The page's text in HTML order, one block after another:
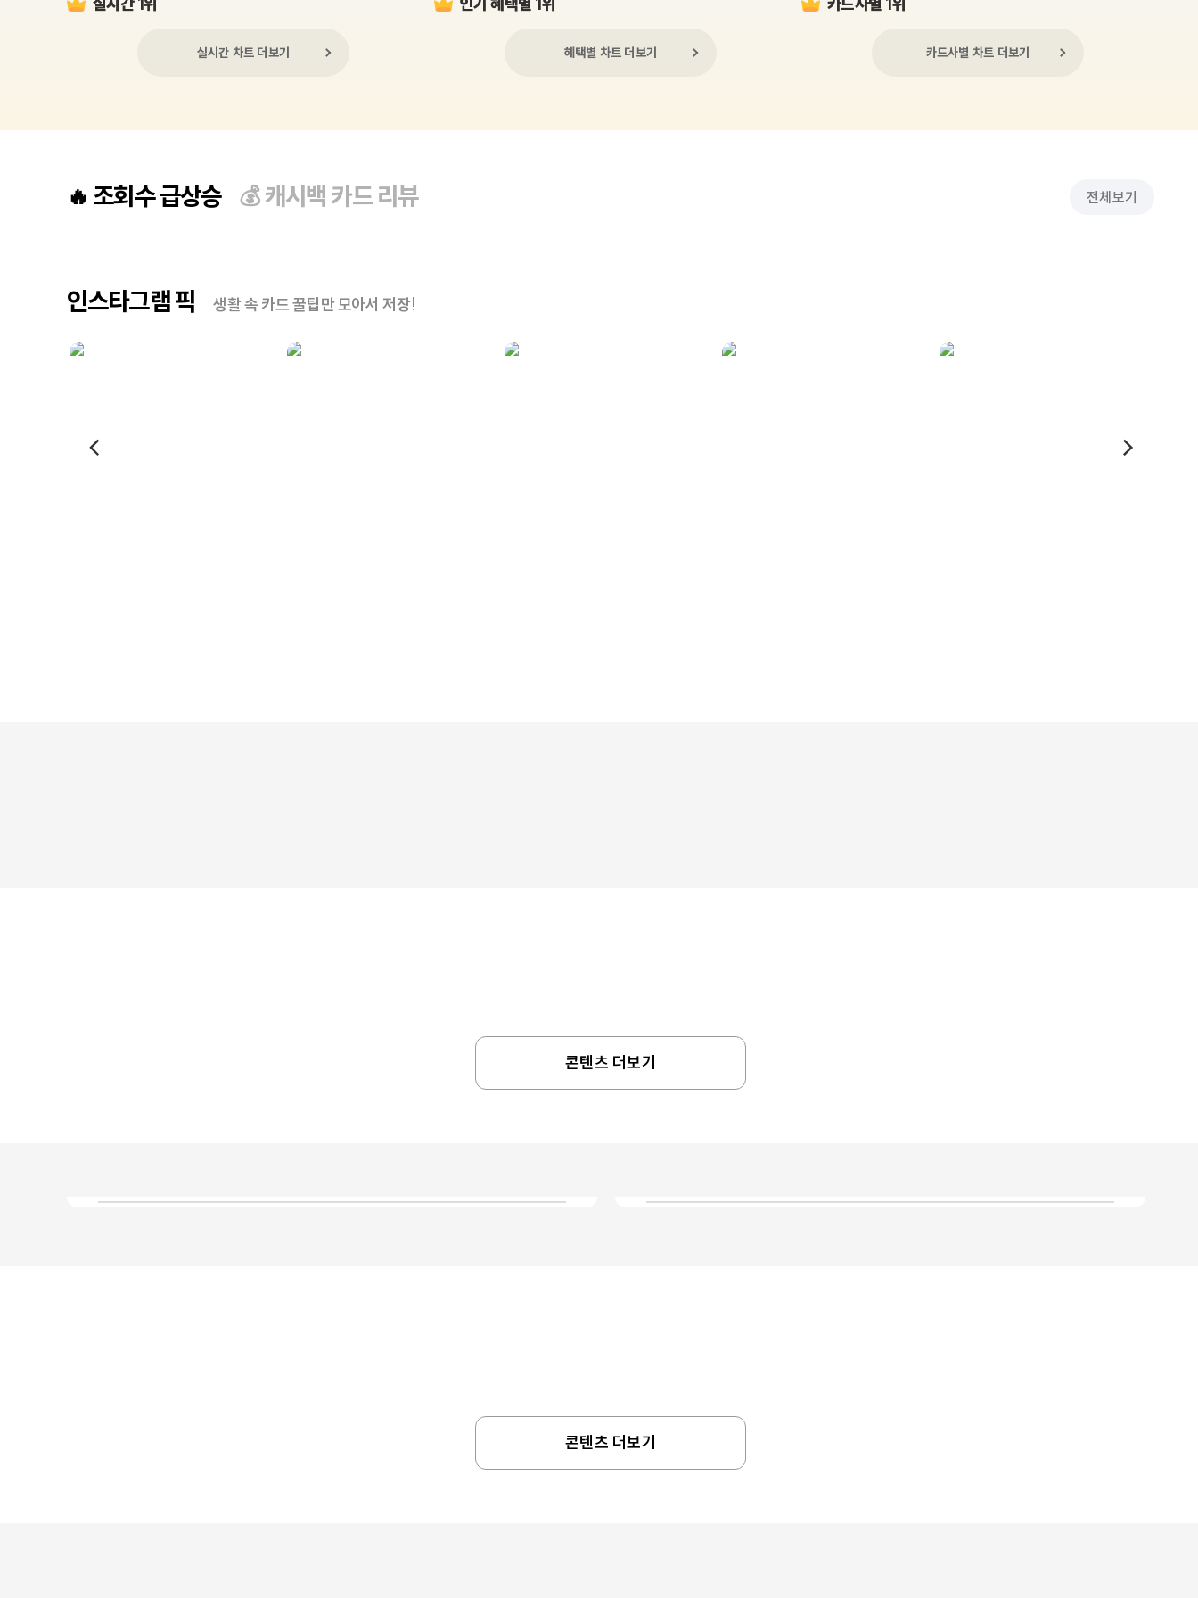
실시간 차트 더보기 혜택별 차트 더보기 카드사별 차트 더보기
🔥 조회수 급상승 💰캐시백 카드 리뷰 전체보기
인스타그램 픽 생활 속 카드 꿀팁만 모아서 저장!
콘텐츠 더보기
콘텐츠 더보기